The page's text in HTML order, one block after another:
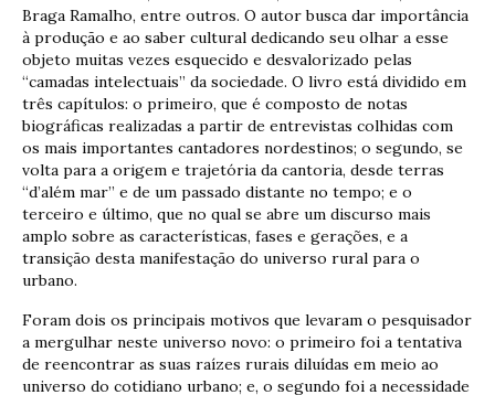
Braga Ramalho, entre outros. O autor busca dar importância
à produção e ao saber cultural dedicando seu olhar a esse
objeto muitas vezes esquecido e desvalorizado pelas
“camadas intelectuais” da sociedade. O livro está dividido em
três capítulos: o primeiro, que é composto de notas
biográficas realizadas a partir de entrevistas colhidas com
os mais importantes cantadores nordestinos; o segundo, se
volta para a origem e trajetória da cantoria, desde terras
“d’além mar” e de um passado distante no tempo; e o
terceiro e último, que no qual se abre um discurso mais
amplo sobre as características, fases e gerações, e a
transição desta manifestação do universo rural para o
urbano.
Foram dois os principais motivos que levaram o pesquisador
a mergulhar neste universo novo: o primeiro foi a tentativa
de reencontrar as suas raízes rurais diluídas em meio ao
universo do cotidiano urbano; e, o segundo foi a necessidade